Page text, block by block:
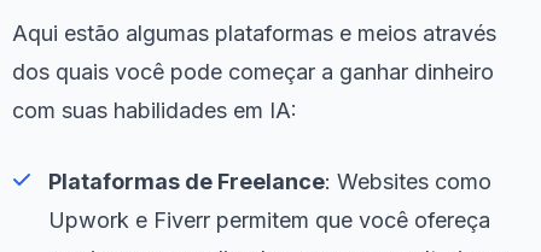
Aqui estão algumas plataformas e meios através
dos quais você pode começar a ganhar dinheiro
com suas habilidades em IA:
Plataformas de Freelance: Websites como
Upwork e Fiverr permitem que você ofereça